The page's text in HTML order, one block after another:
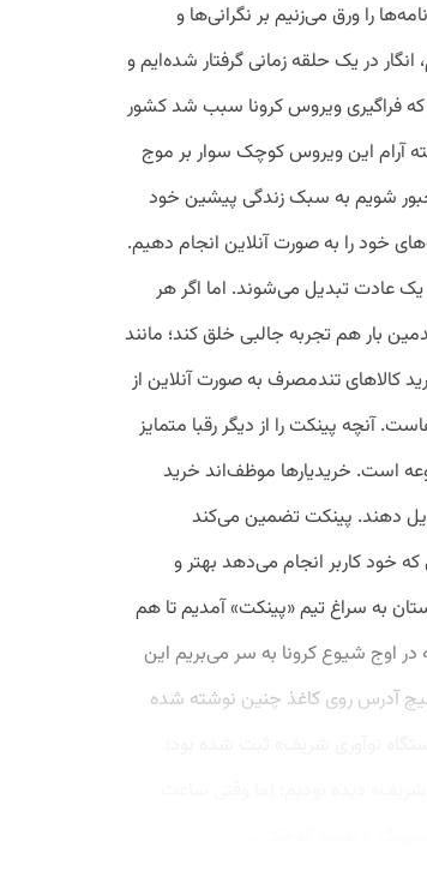
روزنامه‌ها را ورق می‌زنیم بر نگرانی‌ها و
در یک حلقه زمانی گرفتار شده‌ایم و
که فراگیری ویروس کرونا سبب شد کشور
آرام این ویروس کوچک سوار بر موج
شویم به سبک زندگی پیشین خود
خود را به صورت آنلاین انجام دهیم.
یک عادت تبدیل می‌شوند. اما اگر هر
بار هم تجربه جالبی خلق کند؛ مانند
کالاهای تندمصرف به صورت آنلاین از
آنچه پینکت را از دیگر رقبا متمایز
است. خریدیارها موظف‌اند خرید
‌دهند. پینکت تضمین می‌کند
خود کاربر انجام می‌دهد بهتر و
به سراغ تیم «پینکت» آمدیم تا هم
در اوج شیوع کرونا به سر می‌بریم این
آدرس روی کاغذ چنین نوشته شده